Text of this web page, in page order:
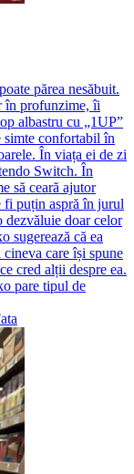
părea nesăbuit.
în profunzime, îi
albastru cu „1UP”
simte confortabil în
În viața ei de zi
Switch. În
să ceară ajutor
fi puțin aspră în jurul
dezvăluie doar celor
sugerează că ea
care își spune
cred alții despre ea.
pare tipul de